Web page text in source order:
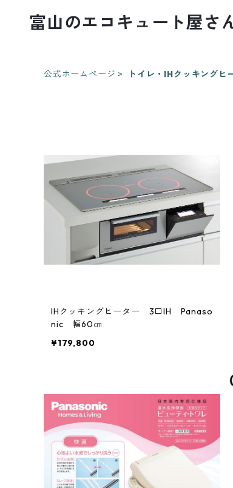
富山のエコキュート屋さ
公式ホームページ トイレ・IHクッキングヒ
IHクッキングヒーター 3口IH Panaso
nic 幅60㎝
¥179,800